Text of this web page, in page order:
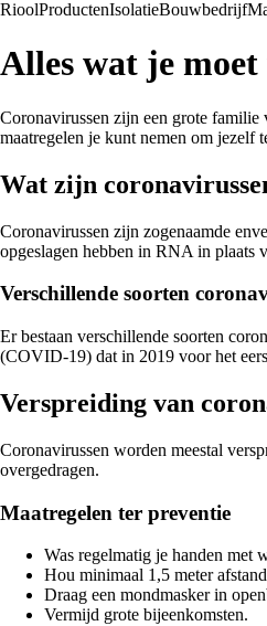
RioolProductenIsolatieBouwbedrijf
Alles wat je
Coronavirussen zijn een grote
maatregelen je kunt nemen om jezelf
Wat zijn
Coronavirussen zijn zogenaamde
opgeslagen hebben in RNA in plaats
Verschillende soorten
Er bestaan verschillende soorten
(COVID-19) dat in 2019 voor het
Verspreiding van
Coronavirussen worden meestal
overgedragen.
Maatregelen ter preventie
Was regelmatig je handen met
Hou minimaal 1,5 meter
Draag een mondmasker in
Vermijd grote bijeenkomsten.